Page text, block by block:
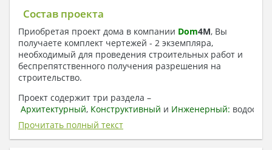
Состав проекта
Приобретая проект дома в компании Dom4M, Вы
получаете комплект чертежей - 2 экземпляра,
необходимый для проведения строительных работ и
беспрепятственного получения разрешения на
строительство.
Проект содержит три раздела –
Архитектурный, Конструктивный и Инженерный:
отопление, вентиляция, канализация,
электроснабжение (приобретается за дополнительную
плату) + Пояснительная записка.
Прочитать полный текст